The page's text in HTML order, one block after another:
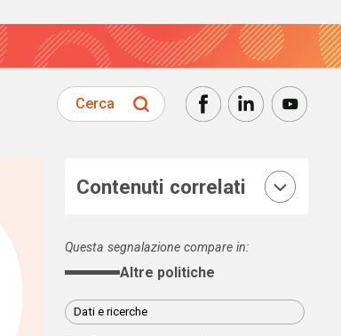
Cerca
Contenuti correlati
Questa segnalazione compare in:
Altre politiche
Dati e ricerche